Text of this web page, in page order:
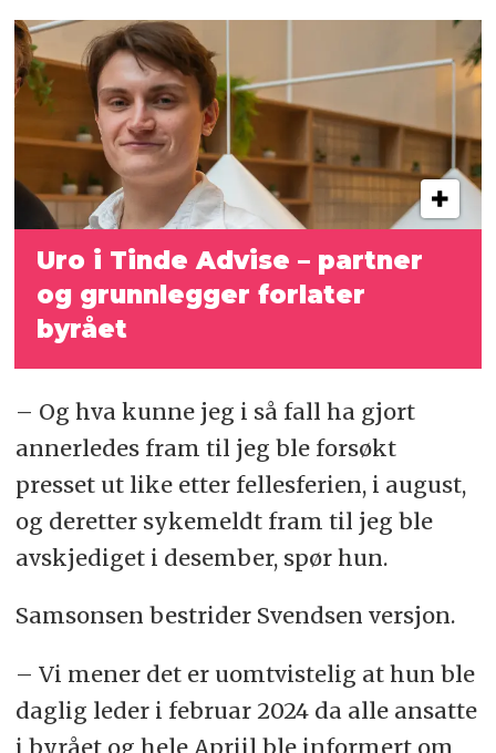
Uro i Tinde Advise – partner
og grunnlegger forlater
byrået
– Og hva kunne jeg i så fall ha gjort
annerledes fram til jeg ble forsøkt
presset ut like etter fellesferien, i august,
og deretter sykemeldt fram til jeg ble
avskjediget i desember, spør hun.
Samsonsen bestrider Svendsen versjon.
– Vi mener det er uomtvistelig at hun ble
daglig leder i februar 2024 da alle ansatte
i byrået og hele Apriil ble informert om